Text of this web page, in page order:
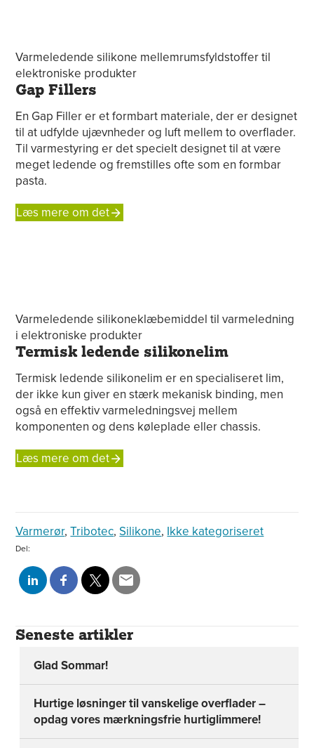
Gap Fillers
En Gap Filler er et formbart materiale, der er designet
til at udfylde ujævnheder og luft mellem to overflader.
Til varmestyring er det specielt designet til at være
meget ledende og fremstilles ofte som en formbar
pasta.
Læs mere om det
Termisk ledende silikonelim
Termisk ledende silikonelim er en specialiseret lim,
der ikke kun giver en stærk mekanisk binding, men
også en effektiv varmeledningsvej mellem
komponenten og dens køleplade eller chassis.
Læs mere om det
Varmerør,Tribotec,Silikone, Ikke kategoriseret
Del:
Seneste artikler
Glad Sommar!
Hurtige løsninger til vanskelige overflader –
opdag vores mærkningsfrie hurtiglimmere!